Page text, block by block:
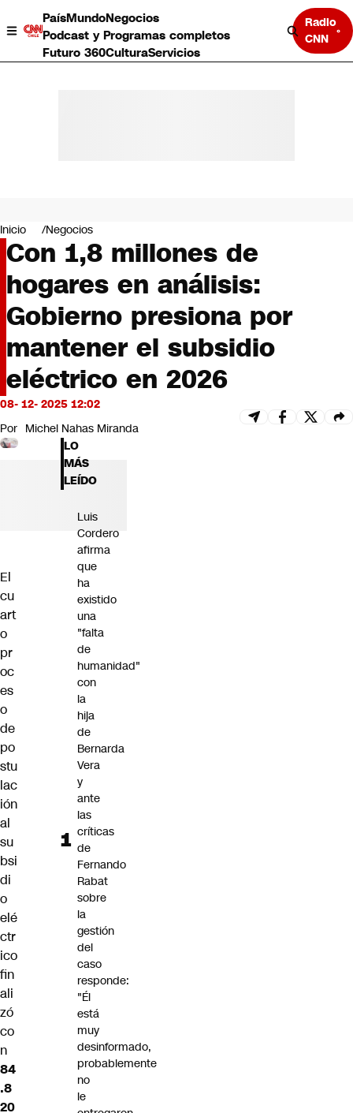
PaísMundoNegocios
Podcast y Programas completos
Futuro 360CulturaServicios
Radio
CNN
Negocios
Deportes
Programas completos
Cultura
Servicios
Bits
CNN tiempo
Futuro 360
Opinión
Inicio Negocios
Con 1,8 millones de
hogares en análisis:
Gobierno presiona por
mantener el subsidio
eléctrico en 2026
08- 12- 2025 12:02
Por Michel Nahas Miranda
El
cu
art
o
pr
oc
es
o
de
po
stu
lac
ión
al
su
bsi
di
o
elé
ctr
ico
fin
ali
zó
co
n
84
.8
20
LO
MÁS
LEÍDO
Luis
Cordero
afirma
que
ha
existido
una
"falta
de
humanidad"
con
la
hija
de
Bernarda
Vera
y
ante
las
críticas
de
Fernando
Rabat
sobre
la
gestión
del
caso
responde:
"Él
está
muy
desinformado,
probablemente
no
le